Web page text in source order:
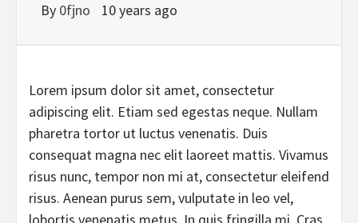
By 0fjno 10 years ago
Lorem ipsum dolor sit amet, consectetur
adipiscing elit. Etiam sed egestas neque. Nullam
pharetra tortor ut luctus venenatis. Duis
consequat magna nec elit laoreet mattis. Vivamus
risus nunc, tempor non mi at, consectetur eleifend
risus. Aenean purus sem, vulputate in leo vel,